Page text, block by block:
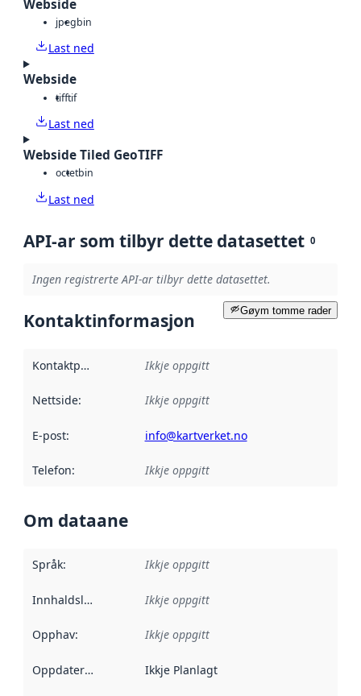
Webside
jpegbin
Last ned
Webside
tifftif
Last ned
Webside Tiled GeoTIFF
octetbin
Last ned
API-ar som tilbyr dette datasettet 0
Ingen registrerte API-ar tilbyr dette datasettet.
Gøym tomme rader
Kontaktinformasjon
Kontaktpunkt Ikkje oppgitt
Nettside: Ikkje oppgitt
E-post: info@kartverket.no
Telefon: Ikkje oppgitt
Om dataane
Språk: Ikkje oppgitt
Innhaldsleverandørar :
Ikkje oppgitt
Opphav: Ikkje oppgitt
Oppdateringsfrekvens :
Ikkje Planlagt